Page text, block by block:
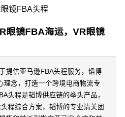
眼镜FBA海运，VR眼镜
提供亚马逊FBA头程服务，韬博
理念，打造一个跨境电商物流专
头程是韬博供应链的拳头产品，
程综合方案，韬博的专业清关团